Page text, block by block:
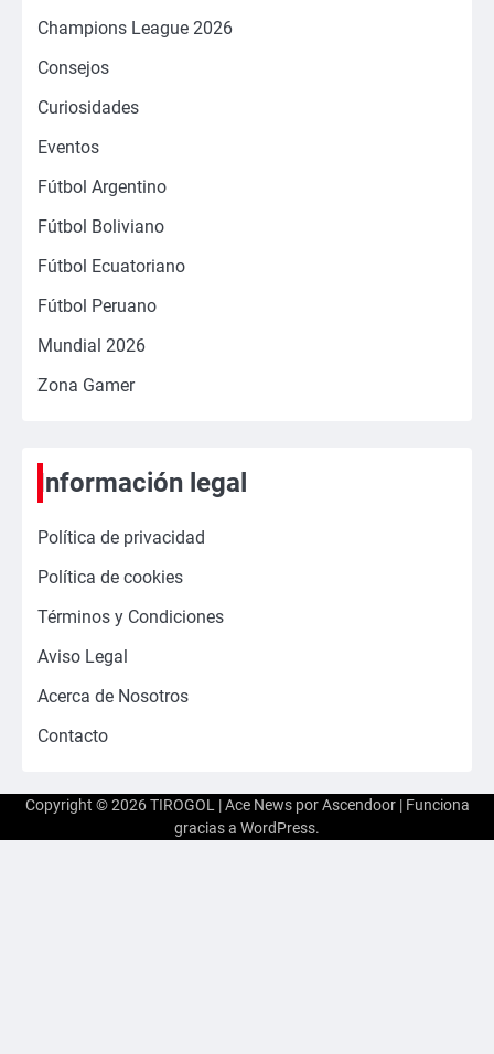
Champions League 2026
Consejos
Curiosidades
Eventos
Fútbol Argentino
Fútbol Boliviano
Fútbol Ecuatoriano
Fútbol Peruano
Mundial 2026
Zona Gamer
Información legal
Política de privacidad
Política de cookies
Términos y Condiciones
Aviso Legal
Acerca de Nosotros
Contacto
Copyright © 2026TIROGOL | Ace News porAscendoor| Funciona
gracias a WordPress.